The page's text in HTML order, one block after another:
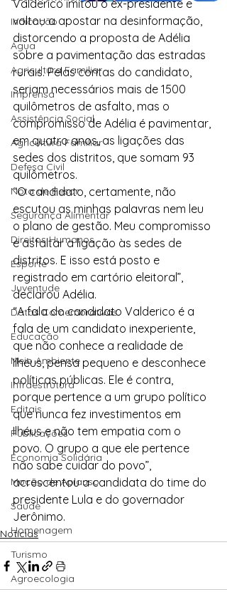
Indicação
Água
Agricultura Familiar
Imprensa
Assistência Social
Agricultura Familiar
Defesa Civil
Nota de Pesar
Segurança Alimentar
Direitos Humanos
Esporte
Juventude
Datas Comemorativas
Educação
Meio Ambiente
Infraestrutura
Editais
Publicações
Economia Solidária
Moção de Aplauso
Saúde
Homenagem
Turismo
Agroecologia
Valderico imitou o ex-presidente e
voltou a apostar na desinformação,
distorcendo a proposta de Adélia
sobre a pavimentação das estradas
rurais. Pelas contas do candidato,
seriam necessários mais de 1500
quilômetros de asfalto, mas o
compromisso de Adélia é pavimentar,
em quatro anos, as ligações das
sedes dos distritos, que somam 93
quilômetros.
“O candidato, certamente, não
escutou as minhas palavras nem leu
o plano de gestão. Meu compromisso
é asfaltar a ligação às sedes de
distritos. E isso está posto e
registrado em cartório eleitoral”,
declarou Adélia.
“A fala do candidato Valderico é a
fala de um candidato inexperiente,
que não conhece a realidade de
Ilhéus, pensa pequeno e desconhece
políticas públicas. Ele é contra,
porque pertence a um grupo político
que nunca fez investimentos em
Ilhéus e não tem empatia com o
povo. O grupo a que ele pertence
não sabe cuidar do povo”,
acrescentou a candidata do time do
presidente Lula e do governador
Jerônimo.
Notícias